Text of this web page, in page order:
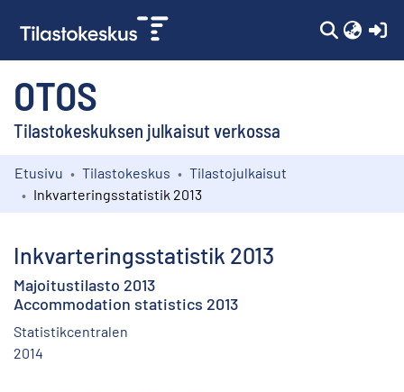
OTOS
Tilastokeskuksen julkaisut verkossa
Kokoelmat
Etusivu Tilastokeskus
Tilastojulkaisut
Inkvarteringsstatistik 2013
Inkvarteringsstatistik 2013
Majoitustilasto 2013
Accommodation statistics 2013
Statistikcentralen
2014